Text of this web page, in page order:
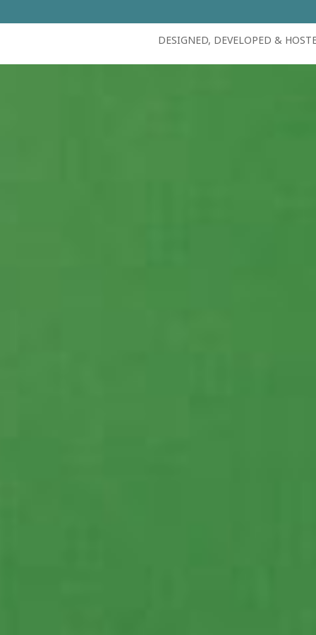
DESIGNED, DEVELOPED &